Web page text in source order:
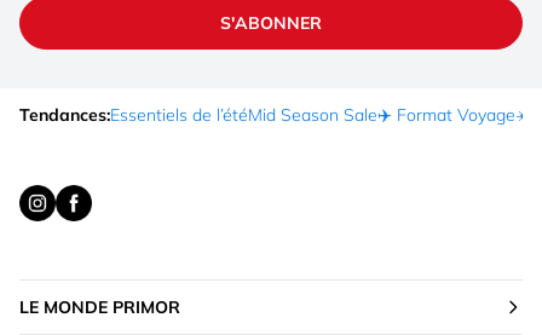
S'ABONNER
Tendances:Essentiels de l’étéMid Season Sale✈️ Format Voyage☀️
LE MONDE PRIMOR